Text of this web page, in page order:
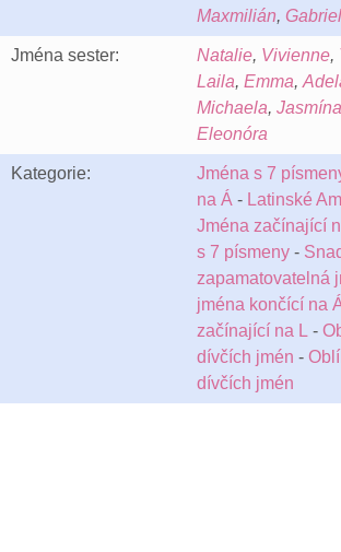
Maxmilián, Gabriel
Jména sester: Natalie, Vivienne,
Laila, Emma,
Michaela, Jasmína
Eleonóra
Kategorie: Jména s 7
na Á - Latinské
Jména začínající
s 7 písmeny -
zapamatovatelná
jména končící na
začínající na L -
dívčích jmén -
dívčích jmén